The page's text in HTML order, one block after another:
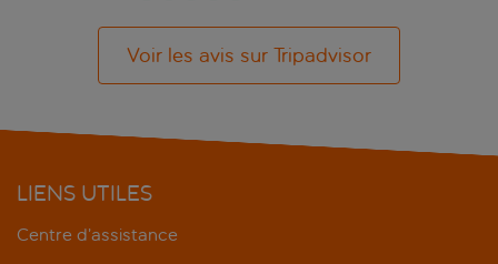
Voir les avis sur Tripadvisor
LIENS UTILES
Centre d’assistance